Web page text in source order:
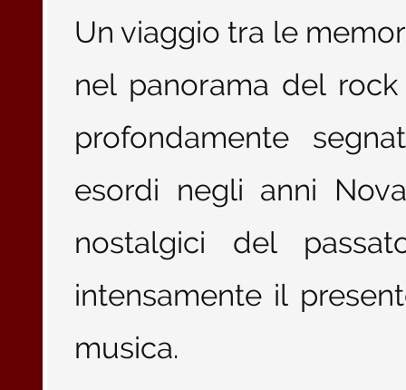
Un viaggio tra le
nel panorama del
profondamente
esordi negli anni
nostalgici del
intensamente il
musica.